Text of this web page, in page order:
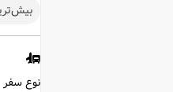
نوع سفر